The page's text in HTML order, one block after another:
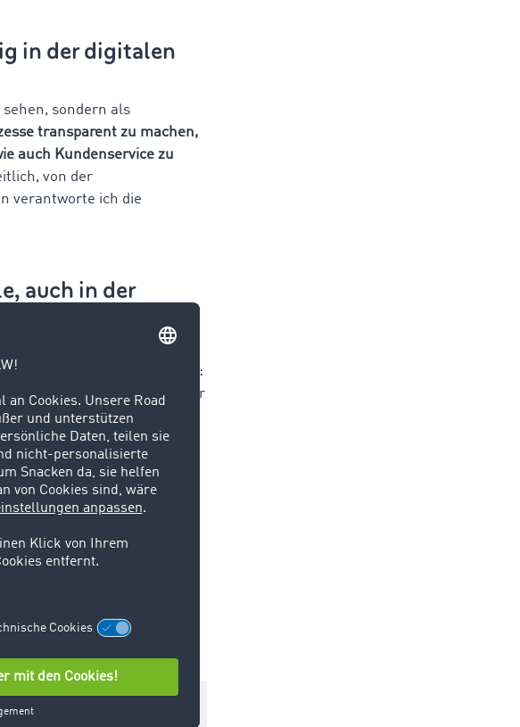
in der digitalen
sondern als
transparent zu machen,
auch Kundenservice zu
von der
verantworte ich die
auch in der
hauptsächlich für
Funktionen gibt. Stichworte:
ERP-Systeme. Hier
stärker in den Austausch
empfehlen, die
ist kein Projekt, das am
Und: Tools wie
die Einstiegshürde